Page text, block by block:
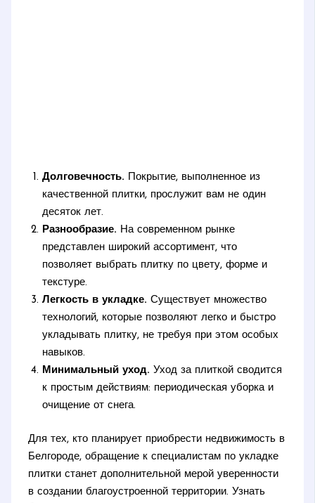
Долговечность. Покрытие, выполненное из
качественной плитки, прослужит вам не один
десяток лет.
Разнообразие. На современном рынке
представлен широкий ассортимент, что
позволяет выбрать плитку по цвету, форме и
текстуре.
Легкость в укладке. Существует множество
технологий, которые позволяют легко и быстро
укладывать плитку, не требуя при этом особых
навыков.
Минимальный уход. Уход за плиткой сводится
к простым действиям: периодическая уборка и
очищение от снега.
Для тех, кто планирует приобрести недвижимость в
Белгороде, обращение к специалистам по укладке
плитки станет дополнительной мерой уверенности
в создании благоустроенной территории. Узнать